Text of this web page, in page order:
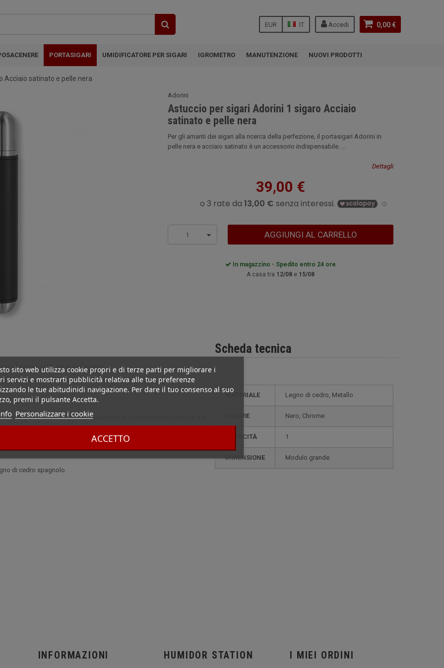
0,00 €
Accedi
IT
EUR
PORTASIGARI UMIDIFICATORE PER SIGARI IGROMETRO MANUTENZIONE NUOVI PRODOTTI
sito web utilizza cookie propri e di terze parti per migliorare i
servizi e mostrarti pubblicità relativa alle tue preferenze
le tue abitudinidi navigazione. Per dare il tuo consenso al suo
premi il pulsante Accetta.
Personalizzare i cookie
ACCETTO
Acciaio satinato e pelle nera
Adorini
Astuccio per sigari Adorini 1 sigaro Acciaio
satinato e pelle nera
Per gli amanti dei sigari alla ricerca della perfezione, il portasigari Adorini in
pelle nera e acciaio satinato è un accessorio indispensabile. ...
Dettagli
39,00 €
1 AGGIUNGI AL CARRELLO
In magazzino - Spedito entro 24 ore
A casa tra 12/08 e 15/08
Scheda tecnica
MATERIALE Legno di cedro, Metallo
COLORE Nero, Chrome
CAPACITÀ 1
DIMENSIONE modulo grande
Acciaio satinato e pelle nera
Adorini in pelle nera e acciaio satinato è un accessorio
integrato, questo astuccio garantisce la conservazione ottimale e la
durante i vostri viaggi.
in pelle nera
di cedro spagnolo
INFORMAZIONI HUMIDOR STATION I MIEI ORDINI